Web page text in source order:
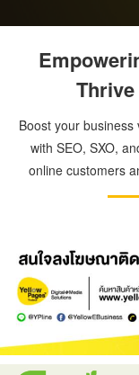
Boost your
with SEO, SXO,
online customers